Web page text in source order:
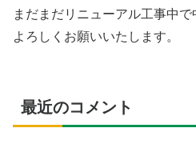
まだまだリニューアル工事中で
よろしくお願いいたします。
最近のコメント